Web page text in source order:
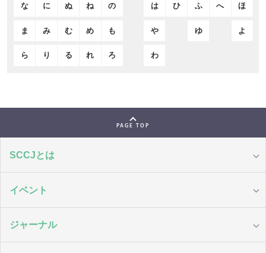
な に ぬ ね の は ひ ふ へ ほ
ま み む め も や ゆ よ
ら り る れ ろ わ
PAGE TOP
SCCJとは
イベント
ジャーナル